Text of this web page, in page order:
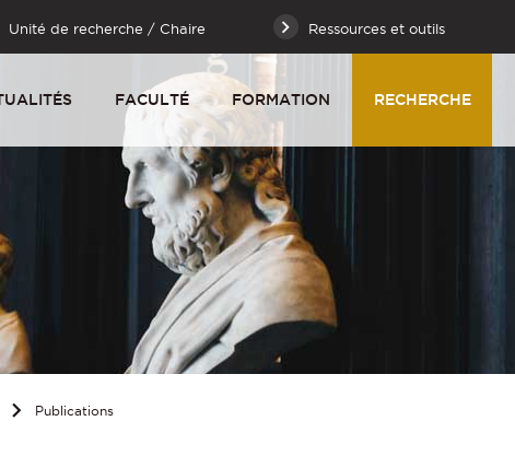
Unité de recherche / Chaire Ressources et outils
FACULTÉ FORMATION RECHERCHE
Publications